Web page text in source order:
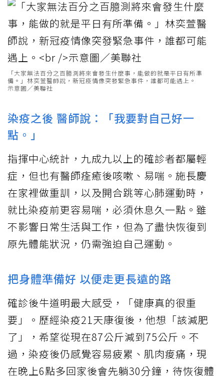
「大家無法百分之百臆測將來會發生什麼事，能做的就是平日有所準
備。」林奕萱醫師說，新冠疫情像突發緊急事件，誰都可能遇上。
示意圖／美聯社
染疫之後 醫師說：「我要對自己好一
點。」
指揮中心統計，九成九以上的確診者都屬輕
症，但也有醫師痊癒後咳嗽、易喘。施長慶
在家裡做重訓，以及開合跳等心肺運動時，
就比染疫前更容易喘，必須休息久一點。雖
不影響日常生活與工作，但為了盡快恢復到
原先體能狀況，仍需強迫自己運動。
把身體準備好 以便走更長遠的路
確診後牛道明最大感受，「健康真的很重
要」。歷經染疫21天康復後，他想「該減肥
了」，希望從現在87公斤減到75公斤。不
過，染疫後仍感覺容易疲累、肌肉痠痛，現
在晚上6點多回家後會先躺30分鐘，待恢復體